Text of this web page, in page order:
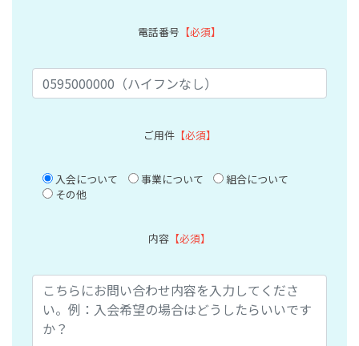
電話番号 【必須】
ご用件【必須】
入会について 事業について
組合について
その他
内容 【必須】